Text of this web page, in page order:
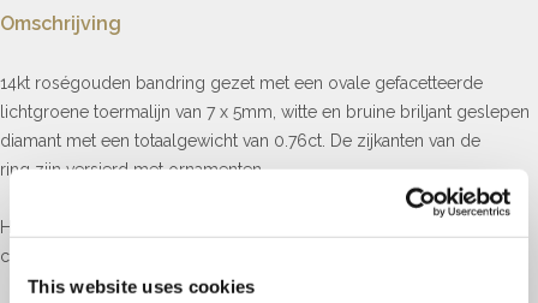
This website uses cookies
Omschrijving
14kt roségouden bandring gezet met een ovale gefacetteerde
lichtgroene toermalijn van 7 x 5mm, witte en bruine briljant geslepen
diamant met een totaalgewicht van 0.76ct. De zijkanten van de
ring zijn versierd met ornamenten.
Het is ook mogelijk een eigen (verlovings)ring te ontwerpen en
compleet naar uw wens te maken.